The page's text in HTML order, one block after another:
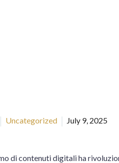
Uncategorized July 9, 2025
di contenuti digitali ha